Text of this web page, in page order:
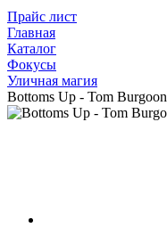
Прайс лист
Главная
Каталог
Фокусы
Уличная магия
Bottoms Up - Tom Burgoon